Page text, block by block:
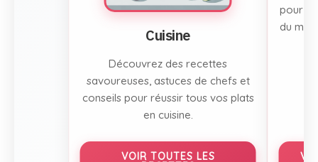
Cuisine
Découvrez des recettes
savoureuses, astuces de chefs et
conseils pour réussir tous vos plats
en cuisine.
VOIR TOUTES LES
pour
du